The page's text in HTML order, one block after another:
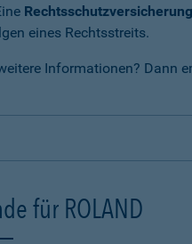
Rechtsschutzversicherung
eines Rechtsstreits.
Informationen? Dann
für ROLAND